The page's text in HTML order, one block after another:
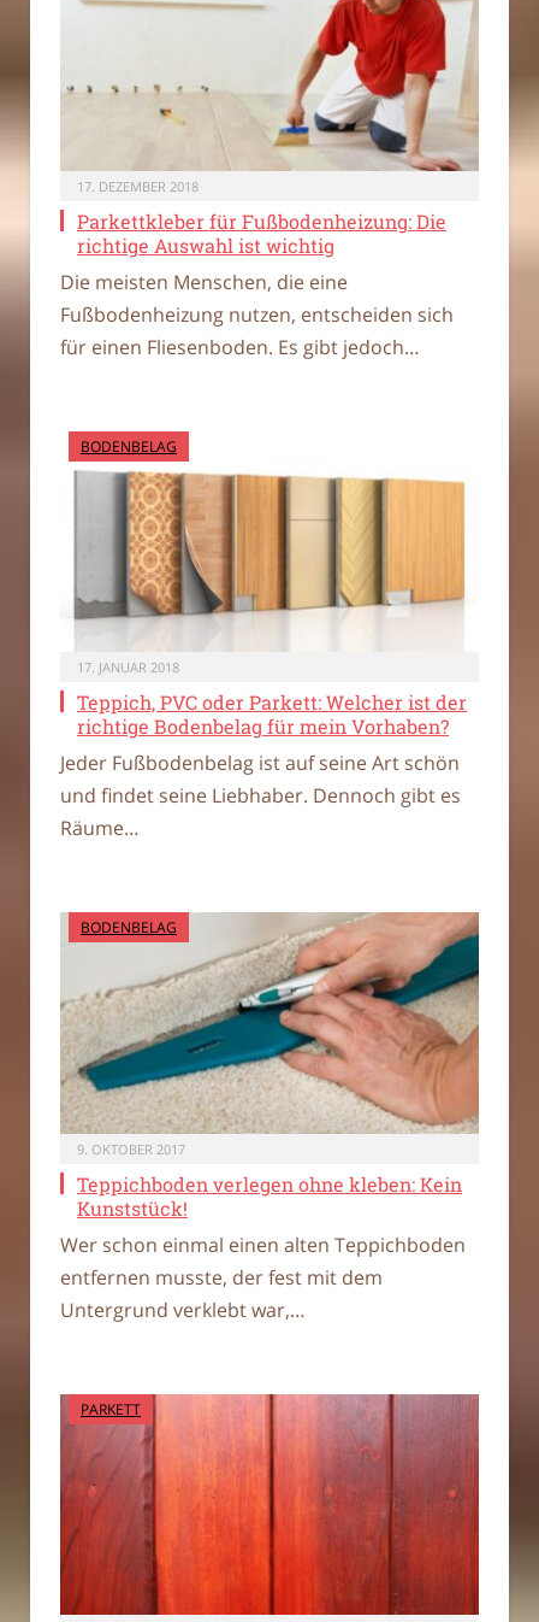
17. DEZEMBER 2018
Parkettkleber für Fußbodenheizung: Die
richtige Auswahl ist wichtig
Die meisten Menschen, die eine
Fußbodenheizung nutzen, entscheiden sich
für einen Fliesenboden. Es gibt jedoch…
BODENBELAG
17. JANUAR 2018
Teppich, PVC oder Parkett: Welcher ist der
richtige Bodenbelag für mein Vorhaben?
Jeder Fußbodenbelag ist auf seine Art schön
und findet seine Liebhaber. Dennoch gibt es
Räume…
BODENBELAG
9. OKTOBER 2017
Teppichboden verlegen ohne kleben: Kein
Kunststück!
Wer schon einmal einen alten Teppichboden
entfernen musste, der fest mit dem
Untergrund verklebt war,…
PARKETT